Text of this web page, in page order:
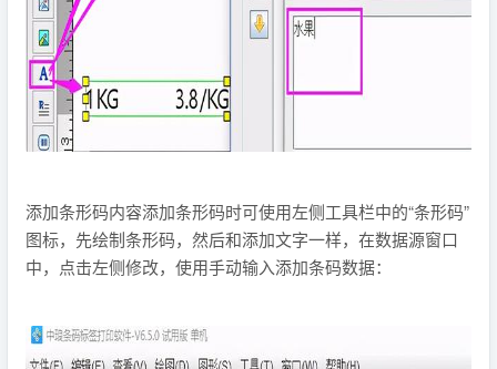
添加条形码内容添加条形码时可使用左侧工具栏中的“条形码”
图标，先绘制条形码，然后和添加文字一样，在数据源窗口
中，点击左侧修改，使用手动输入添加条码数据：